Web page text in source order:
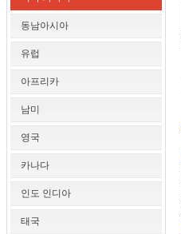
동남아시아
유럽
아프리카
남미
영국
카나다
인도 인디아
태국